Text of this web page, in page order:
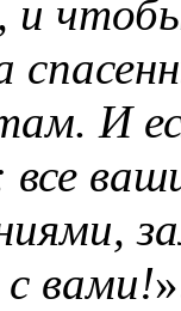
и
И
все
вами!